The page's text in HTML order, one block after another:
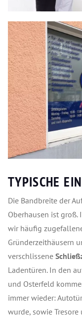
TYPISCHE
Die Bandbreite der
Oberhausen ist
wir häufig
Gründerzeithäusern
verschlissene
Ladentüren. In den
und Osterfeld
immer wieder:
wurde, sowie